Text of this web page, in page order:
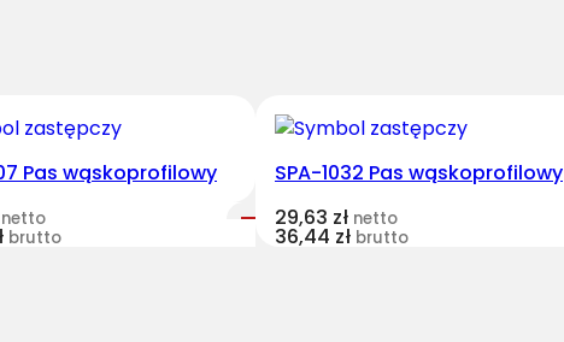
Pas wąskoprofilowy
netto
brutto
SPA-1032 Pas wąskoprofilowy
29,63 zł netto
36,44 zł brutto